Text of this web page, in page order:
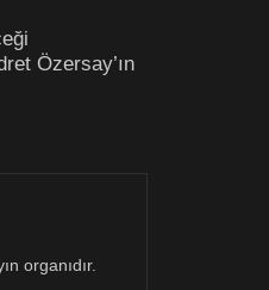
Özersay’ın
organıdır.